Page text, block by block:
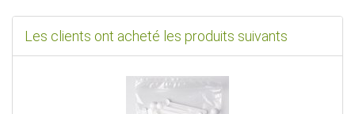
Les clients ont acheté les produits suivants